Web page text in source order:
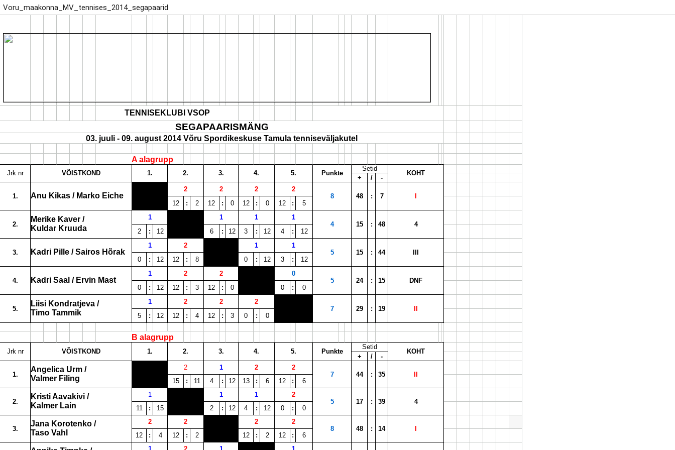
Voru_maakonna_MV_tennises_2014_segapaarid